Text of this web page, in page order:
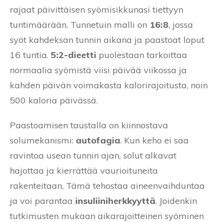
rajaat päivittäisen syömisikkunasi tiettyyn
tuntimäärään. Tunnetuin malli on 16:8, jossa
syöt kahdeksan tunnin aikana ja paastoat loput
16 tuntia. 5:2-dieetti puolestaan tarkoittaa
normaalia syömistä viisi päivää viikossa ja
kahden päivän voimakasta kalorirajoitusta, noin
500 kaloria päivässä.
Paastoamisen taustalla on kiinnostava
solumekanismi: autofagia. Kun keho ei saa
ravintoa usean tunnin ajan, solut alkavat
hajottaa ja kierrättää vaurioituneita
rakenteitaan. Tämä tehostaa aineenvaihduntaa
ja voi parantaa insuliiniherkkyyttä. Joidenkin
tutkimusten mukaan aikarajoitteinen syöminen